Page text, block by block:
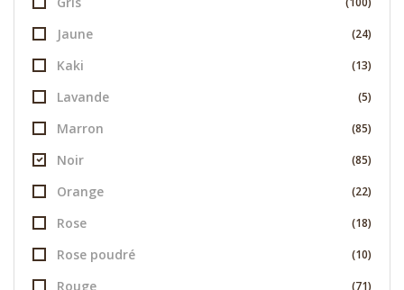
Jaune (24)
Kaki (13)
Lavande (5)
Marron (85)
Noir (85)
Orange (22)
Rose (18)
Rose poudré (10)
Rouge (71)